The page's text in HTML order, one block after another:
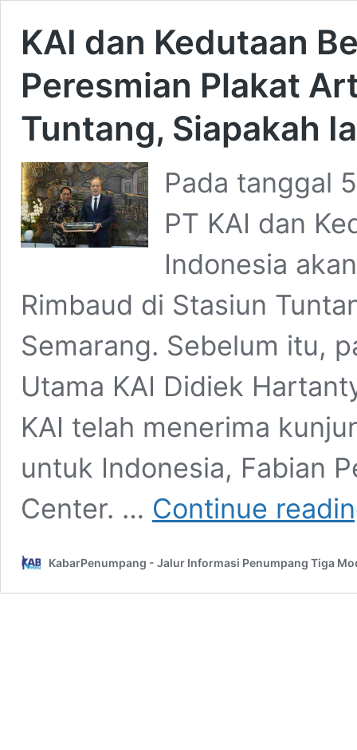
KAI dan Kedutaan
Peresmian Plakat
Tuntang, Siapakah
Pada tanggal
PT KAI dan
Indonesia
Rimbaud di Stasiun
Semarang. Sebelum itu,
Utama KAI Didiek
KAI telah menerima
untuk Indonesia, Fabian
Center. … Continue
KabarPenumpang - Jalur Informasi Penumpang Tiga